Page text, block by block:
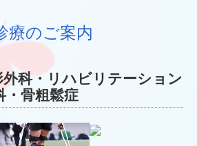
療のご案内
科・リハビリテーション
・骨粗鬆症